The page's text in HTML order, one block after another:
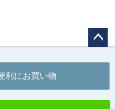
へ
利にお買い物